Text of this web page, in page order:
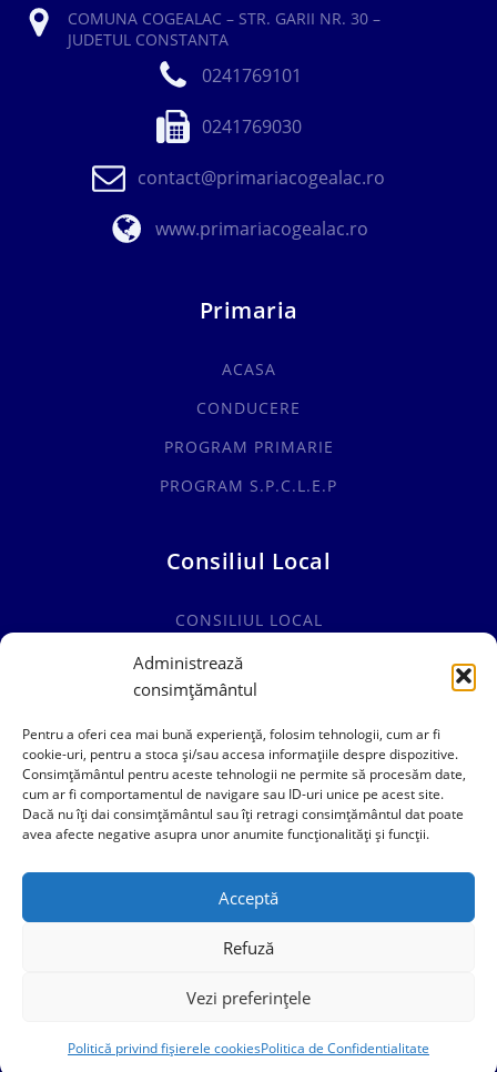
Administrează
consimțământul
Pentru a oferi cea mai bună experiență, folosim tehnologii, cum ar fi
cookie-uri, pentru a stoca și/sau accesa informațiile despre dispozitive.
Consimțământul pentru aceste tehnologii ne permite să procesăm date,
cum ar fi comportamentul de navigare sau ID-uri unice pe acest site.
Dacă nu îți dai consimțământul sau îți retragi consimțământul dat poate
avea afecte negative asupra unor anumite funcționalități și funcții.
Acceptă
Refuză
Vezi preferințele
Politică privind fișierele cookiesPolitica de Confidentialitate
COMUNA COGEALAC – STR. GARII NR. 30 –
JUDETUL CONSTANTA
0241769101
0241769030
contact@primariacogealac.ro
www.primariacogealac.ro
Primaria
ACASA
CONDUCERE
PROGRAM PRIMARIE
PROGRAM S.P.C.L.E.P
Consiliul Local
CONSILIUL LOCAL
COMISII SPECIALITATE
HOTĂRÂRI CONSILIUL LOCAL
0241769101
Politica Cookies